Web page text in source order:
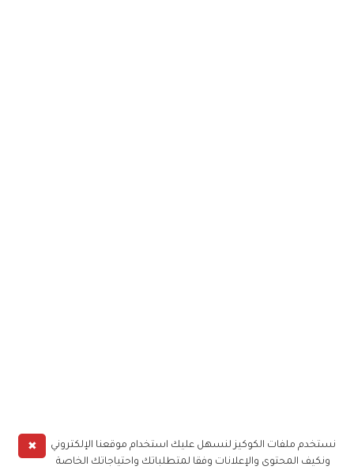
✖
نستخدم ملفات الكوكيز لنسهل عليك استخدام موقعنا الإلكتروني
ونكيف المحتوى والإعلانات وفقا لمتطلباتك واحتياجاتك الخاصة